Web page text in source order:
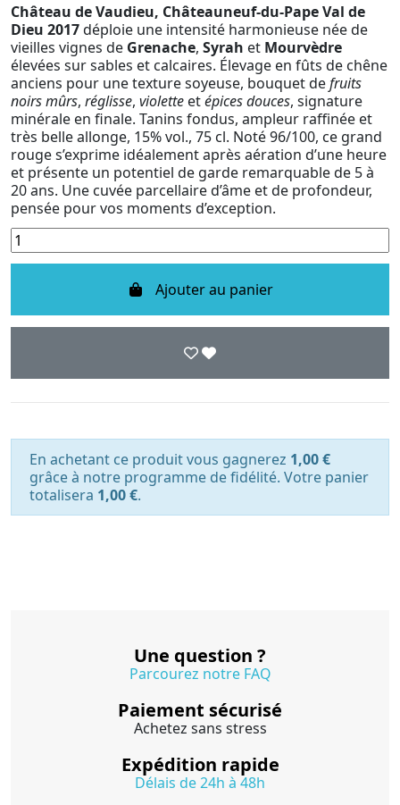
Château de Vaudieu, Châteauneuf-du-Pape Val de
Dieu 2017déploie une intensité harmonieuse née de
vieilles vignes de Grenache, Syrah et Mourvèdre
élevées sur sables et calcaires. Élevage en fûts de chêne
anciens pour une texture soyeuse, bouquet defruits
noirs mûrs, réglisse, violette etépices douces, signature
minérale en finale. Tanins fondus, ampleur raffinée et
très belle allonge, 15% vol., 75 cl. Noté 96/100, ce grand
rouge s’exprime idéalement après aération d’une heure
et présente un potentiel de garde remarquable de 5 à
20 ans. Une cuvée parcellaire d’âme et de profondeur,
pensée pour vos moments d’exception.
Ajouter au panier
En achetant ce produit vous gagnerez 1,00 €
grâce à notre programme de fidélité. Votre panier
totalisera 1,00 €.
Une question ?
Parcourez notre FAQ
Paiement sécurisé
Achetez sans stress
Expédition rapide
Délais de 24h à 48h